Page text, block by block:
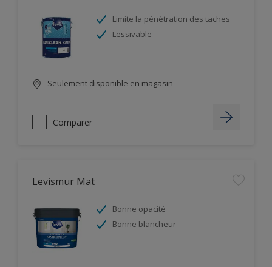
Limite la pénétration des taches
Lessivable
Seulement disponible en magasin
Comparer
Levismur Mat
Bonne opacité
Bonne blancheur